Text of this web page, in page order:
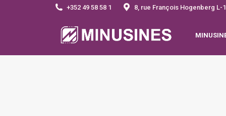
+352 49 58 58 1 8, rue François Hogenberg L-